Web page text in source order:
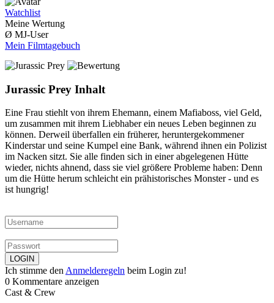
Watchlist
Meine Wertung
Ø MJ-User
Mein Filmtagebuch
Jurassic Prey Inhalt
Eine Frau stiehlt von ihrem Ehemann, einem Mafiaboss, viel Geld,
um zusammen mit ihrem Liebhaber ein neues Leben beginnen zu
können. Derweil überfallen ein früherer, heruntergekommener
Kinderstar und seine Kumpel eine Bank, während ihnen ein Polizist
im Nacken sitzt. Sie alle finden sich in einer abgelegenen Hütte
wieder, nichts ahnend, dass sie viel größere Probleme haben: Denn
um die Hütte herum schleicht ein prähistorisches Monster - und es
ist hungrig!
Ich stimme den Anmelderegeln beim Login zu!
0 Kommentare anzeigen
Cast & Crew